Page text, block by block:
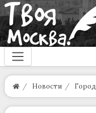
Новости Город